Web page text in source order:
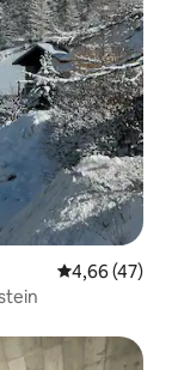
4,66 de uma
4,66 (47)